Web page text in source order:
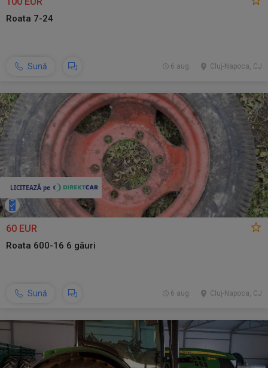
Roata 7-24
Sună Cluj-Napoca, CJ
6 aug.
60 EUR
Roata 600-16 6 găuri
Sună Cluj-Napoca, CJ
6 aug.